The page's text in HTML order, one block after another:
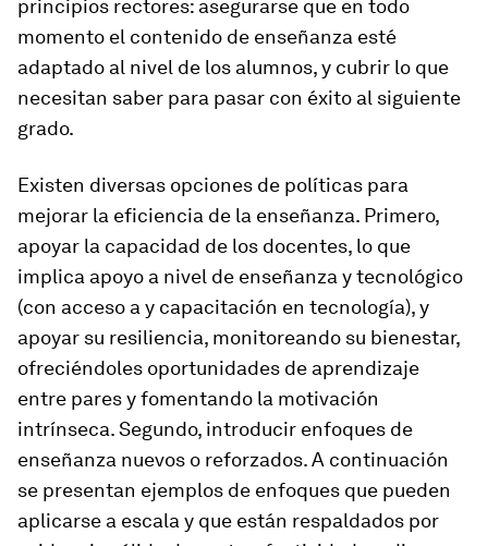
principios rectores: asegurarse que en todo
momento el contenido de enseñanza esté
adaptado al nivel de los alumnos, y cubrir lo que
necesitan saber para pasar con éxito al siguiente
grado.
Existen diversas opciones de políticas para
mejorar la eficiencia de la enseñanza. Primero,
apoyar la capacidad de los docentes, lo que
implica apoyo a nivel de enseñanza y tecnológico
(con acceso a y capacitación en tecnología), y
apoyar su resiliencia, monitoreando su bienestar,
ofreciéndoles oportunidades de aprendizaje
entre pares y fomentando la motivación
intrínseca. Segundo, introducir enfoques de
enseñanza nuevos o reforzados. A continuación
se presentan ejemplos de enfoques que pueden
aplicarse a escala y que están respaldados por